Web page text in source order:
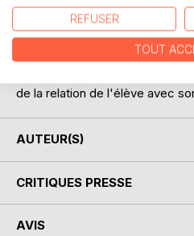
l'apparition sur la Terre des
de la dyslalie; il relate les
de la Nature, les mystères des
l'influence de l'alcool sur la vie
de la relation de l'élève avec
AUTEUR(S)
CRITIQUES PRESSE
AVIS
REFUSER
TOUT